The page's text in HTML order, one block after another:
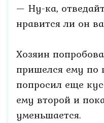
— Ну-ка,
нравится ли он
Хозяин
пришелся ему по
попросил еще
ему второй и
уменьшается.